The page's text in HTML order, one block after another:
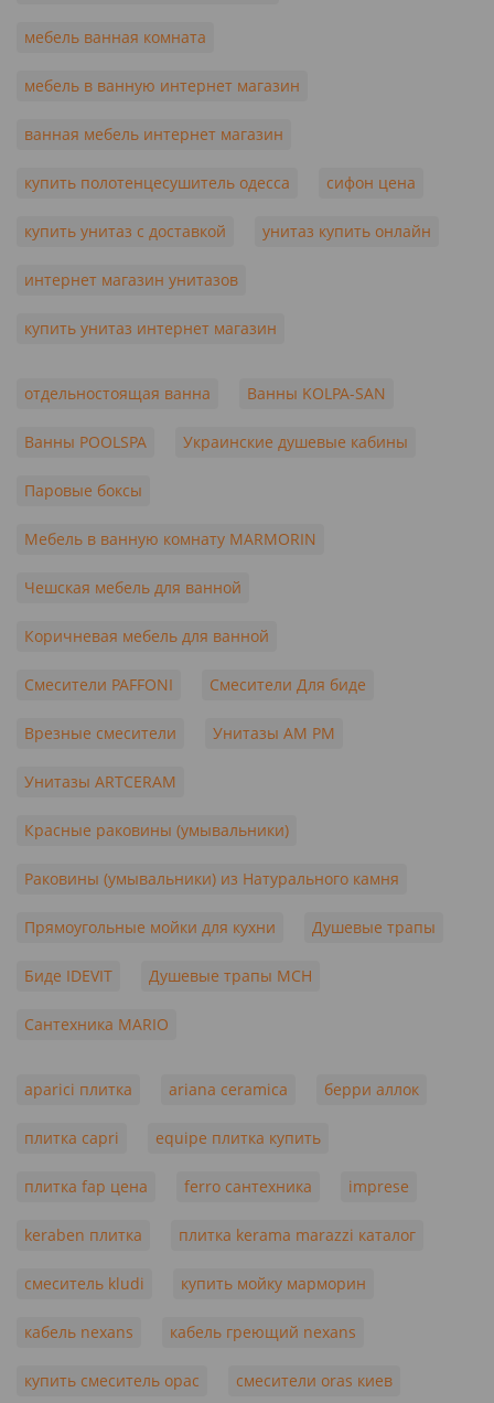
мебель ванная комната
мебель в ванную интернет магазин
ванная мебель интернет магазин
купить полотенцесушитель одесса сифон цена
купить унитаз с доставкой унитаз купить онлайн
интернет магазин унитазов
купить унитаз интернет магазин
отдельностоящая ванна Ванны KOLPA-SAN
Ванны POOLSPA Украинские душевые кабины
Паровые боксы
Мебель в ванную комнату MARMORIN
Чешская мебель для ванной
Коричневая мебель для ванной
Смесители PAFFONI Смесители Для биде
Врезные смесители Унитазы AM PM
Унитазы ARTCERAM
Красные раковины (умывальники)
Раковины (умывальники) из Натурального камня
Прямоугольные мойки для кухни Душевые трапы
Биде IDEVIT Душевые трапы MCH
Сантехника MARIO
aparici плитка ariana ceramica берри аллок
плитка capri equipe плитка купить
плитка fap цена ferro сантехника imprese
keraben плитка плитка kerama marazzi каталог
смеситель kludi купить мойку марморин
кабель nexans кабель греющий nexans
купить смеситель орас смесители oras киев